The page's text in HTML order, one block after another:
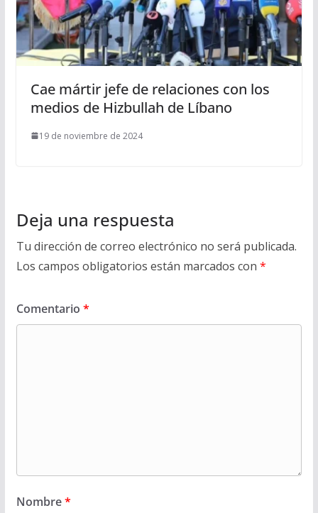
Cae mártir jefe de relaciones con los
medios de Hizbullah de Líbano
19 de noviembre de 2024
Deja una respuesta
Tu dirección de correo electrónico no será publicada.
Los campos obligatorios están marcados con *
Comentario *
Nombre*